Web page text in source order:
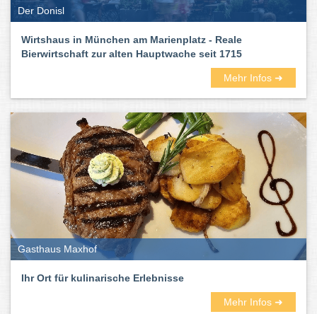
Der Donisl
Wirtshaus in München am Marienplatz - Reale
Bierwirtschaft zur alten Hauptwache seit 1715
Mehr Infos ➜
Gasthaus Maxhof
Ihr Ort für kulinarische Erlebnisse
Mehr Infos ➜